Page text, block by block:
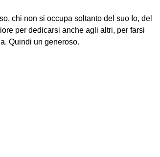
chi non si occupa soltanto del suo Io, del
per dedicarsi anche agli altri, per farsi
Quindi un generoso.